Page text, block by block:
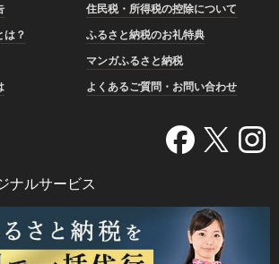
住民税・所得税の控除について
は？
ふるさと納税のお礼特典
マンガふるさと納税
よくあるご質問・お問い合わせ
ナルサービス